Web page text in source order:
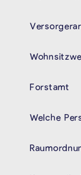
Forstamt
Welche